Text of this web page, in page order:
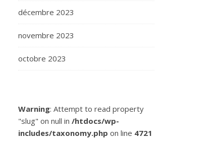
décembre 2023
novembre 2023
octobre 2023
Warning: Attempt to read property
"slug" on null in /htdocs/wp-
includes/taxonomy.php on line 4721